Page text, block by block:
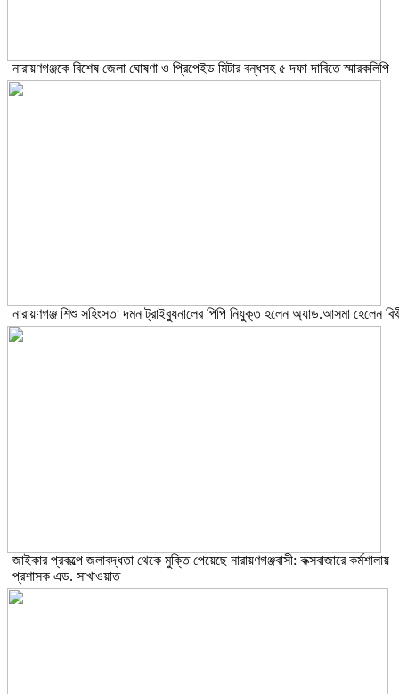
নারায়ণগঞ্জকে বিশেষ জেলা ঘোষণা ও প্রিপেইড মিটার বন্ধসহ ৫ দফা দাবিতে স্মারকলিপি
নারায়ণগঞ্জ শিশু সহিংসতা দমন ট্রাইব্যুনালের পিপি নিযুক্ত হলেন অ্যাড.আসমা হেলেন
জাইকার প্রকল্পে জলাবদ্ধতা থেকে মুক্তি পেয়েছে নারায়ণগঞ্জবাসী: কক্সবাজারে কর্মশালায়
প্রশাসক এড. সাখাওয়াত